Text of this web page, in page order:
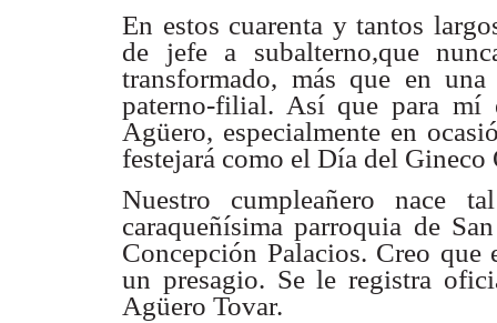
En estos cuarenta y tantos
de jefe a subalterno,que
transformado, más que en
paterno-filial. Así que para mí
Agüero, especialmente en
festejará como el Día del Gineco
Nuestro cumpleañero
caraqueñísima parroquia de
Concepción Palacios. Creo
un presagio. Se le registra
Agüero Tovar.